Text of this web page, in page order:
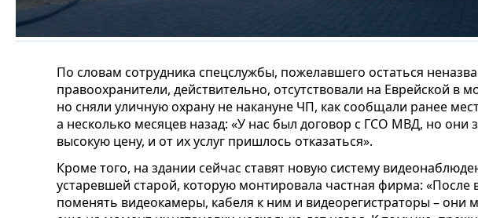
По словам сотрудника спецслужбы, пожелавшего остаться
правоохранители, действительно, отсутствовали на Еврейской в
но сняли уличную охрану не накануне ЧП, как сообщали ранее
а несколько месяцев назад: «У нас был договор с ГСО МВД, но они
высокую цену, и от их услуг пришлось отказаться».
Кроме того, на здании сейчас ставят новую систему
устаревшей старой, которую монтировала частная фирма: «После
поменять видеокамеры, кабеля к ним и видеорегистраторы – они